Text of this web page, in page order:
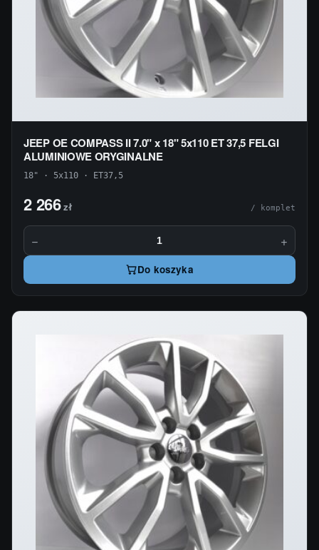
JEEP OE COMPASS II 7.0" x 18" 5x110 ET 37,5 FELGI
ALUMINIOWE ORYGINALNE
18" · 5x110 · ET37,5
2 266zł / komplet
− +
Do koszyka